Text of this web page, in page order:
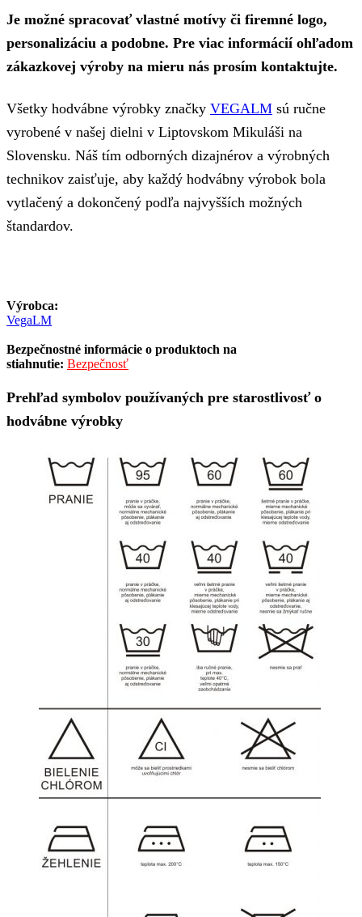
Je možné spracovať vlastné motívy či firemné logo,
personalizáciu a podobne. Pre viac informácií ohľadom
zákazkovej výroby na mieru nás prosím kontaktujte.
Všetky hodvábne výrobky značky VEGALM sú ručne
vyrobené v našej dielni v Liptovskom Mikuláši na
Slovensku. Náš tím odborných dizajnérov a výrobných
technikov zaisťuje, aby každý hodvábny výrobok bola
vytlačený a dokončený podľa najvyšších možných
štandardov.
Výrobca:
VegaLM
Bezpečnostné informácie o produktoch na
stiahnutie: Bezpečnosť
Prehľad symbolov používaných pre starostlivosť o
hodvábne výrobky